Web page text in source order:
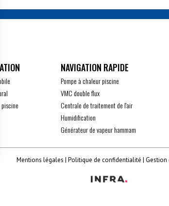
vos Options
de confidentialité, en
Pompe à chaleur piscine
VMC double flux
Centrale de traitement de l'air
Humidification
Générateur de vapeur hammam
Mentions légales Politique de confidentialité Gestion